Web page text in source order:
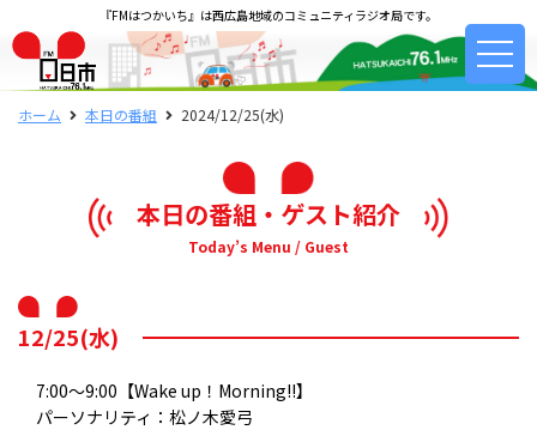
『FMはつかいち』は西広島地域のコミュニティラジオ局です。
ホーム 本日の番組 2024/12/25(水)
本日の番組・ゲスト紹介
Today’s Menu / Guest
12/25(水)
7:00～9:00【Wake up！Morning!!】
パーソナリティ：松ノ木愛弓